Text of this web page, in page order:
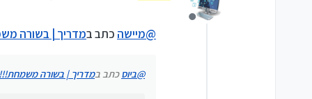
סליחה.
מנותק
@מיישה כתב במדריך | בשורה
@ביוסכתב במדריך | בשורה משמחת!!!